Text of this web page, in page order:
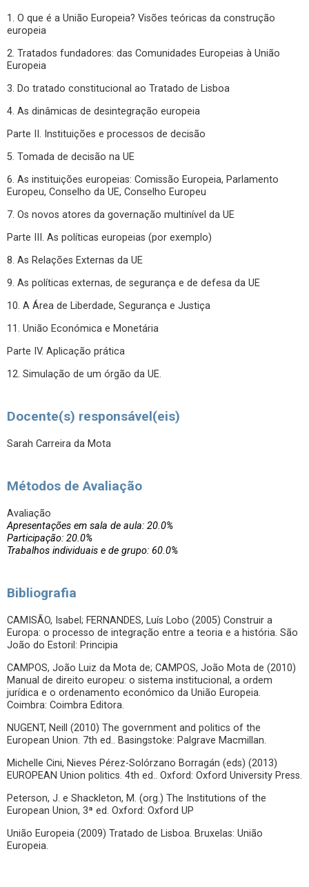
1. O que é a União Europeia? Visões teóricas da construção
europeia
2. Tratados fundadores: das Comunidades Europeias à União
Europeia
3. Do tratado constitucional ao Tratado de Lisboa
4. As dinâmicas de desintegração europeia
Parte II. Instituições e processos de decisão
5. Tomada de decisão na UE
6. As instituições europeias: Comissão Europeia, Parlamento
Europeu, Conselho da UE, Conselho Europeu
7. Os novos atores da governação multinível da UE
Parte III. As políticas europeias (por exemplo)
8. As Relações Externas da UE
9. As políticas externas, de segurança e de defesa da UE
10. A Área de Liberdade, Segurança e Justiça
11. União Económica e Monetária
Parte IV. Aplicação prática
12. Simulação de um órgão da UE.
Docente(s) responsável(eis)
Sarah Carreira da Mota
Métodos de Avaliação
Avaliação
Apresentações em sala de aula: 20.0%
Participação: 20.0%
Trabalhos individuais e de grupo: 60.0%
Bibliografia
CAMISÃO, Isabel; FERNANDES, Luís Lobo (2005) Construir a
Europa: o processo de integração entre a teoria e a história. São
João do Estoril: Principia
CAMPOS, João Luiz da Mota de; CAMPOS, João Mota de (2010)
Manual de direito europeu: o sistema institucional, a ordem
jurídica e o ordenamento económico da União Europeia.
Coimbra: Coimbra Editora.
NUGENT, Neill (2010) The government and politics of the
European Union. 7th ed.. Basingstoke: Palgrave Macmillan.
Michelle Cini, Nieves Pérez-Solórzano Borragán (eds) (2013)
EUROPEAN Union politics. 4th ed.. Oxford: Oxford University Press.
Peterson, J. e Shackleton, M. (org.) The Institutions of the
European Union, 3ª ed. Oxford: Oxford UP
União Europeia (2009) Tratado de Lisboa. Bruxelas: União
Europeia.